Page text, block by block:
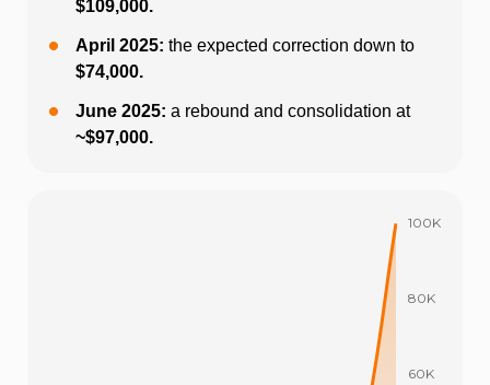
$109,000.
April 2025: the expected correction down to
$74,000.
June 2025: a rebound and consolidation at
~$97,000.